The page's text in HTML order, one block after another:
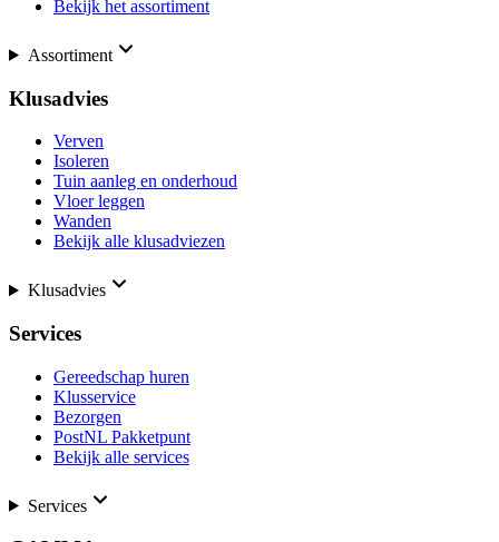
Bekijk het assortiment
Assortiment
Klusadvies
Verven
Isoleren
Tuin aanleg en onderhoud
Vloer leggen
Wanden
Bekijk alle klusadviezen
Klusadvies
Services
Gereedschap huren
Klusservice
Bezorgen
PostNL Pakketpunt
Bekijk alle services
Services